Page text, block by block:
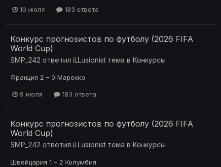
10 июля 183 ответа
Конкурс прогнозистов по футболу (2026 FIFA
World Cup)
SMP_242 ответил iLLusionist тема в Конкурсы
Франция 2 – 0 Марокко
9 июля 183 ответа
Конкурс прогнозистов по футболу (2026 FIFA
World Cup)
SMP_242 ответил iLLusionist тема в Конкурсы
Швейцария 1 – 2 Колумбия